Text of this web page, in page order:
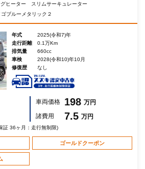
ヒーター スリムサーキュレーター
ブルーメタリック２
年式
2025(令和7)年
走行距離
0.1万Km
排気量
660cc
車検
2028(令和10)年10月
修復歴
なし
車両価格 198 万円
諸費用
7.5 万円
証 36ヶ月：走行無制限)
ゴールドクーポン